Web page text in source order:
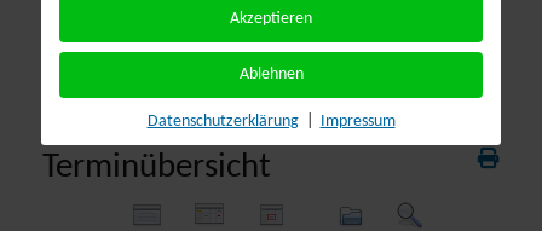
Terminübersicht
Akzeptieren
Ablehnen
Datenschutzerklärung Impressum